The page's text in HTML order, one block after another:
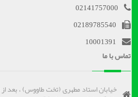
02141757000
02189785540
10001391
تماس با ما
خیابان استاد مطهری (تخت طاووس) ، بعد از